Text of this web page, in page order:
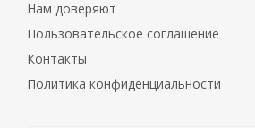
Нам доверяют
Пользовательское соглашение
Контакты
Политика конфиденциальности